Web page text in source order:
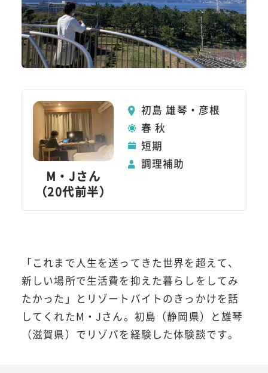
M・Jさん
（20代前半）
初島 雄琴・彦根
春 秋
短期
調理補助
「これまで人生を送ってきた世界を超えて、
新しい場所で生活費を抑えた暮らしをしてみ
たかった」とリゾートバイトのきっかけを話
してくれたM・Jさん。初島（静岡県）と雄琴
（滋賀県）でリゾバを経験した体験談です。